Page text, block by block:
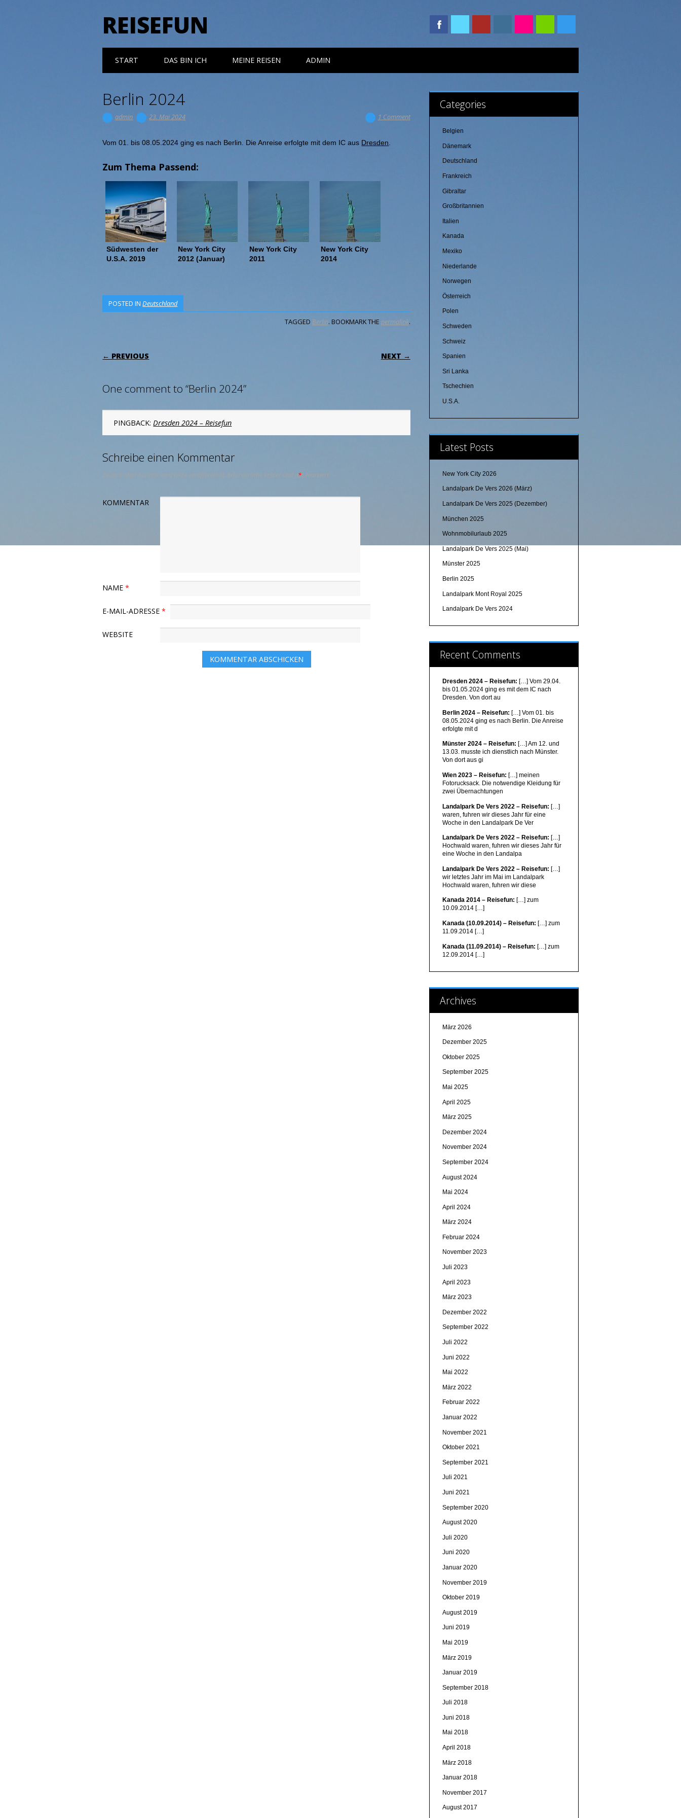
REISEFUN
Main menu
START DAS BIN ICH MEINE REISEN ADMIN
Berlin 2024
admin 23. Mai 2024 1 Comment
Vom 01. bis 08.05.2024 ging es nach Berlin. Die Anreise erfolgte mit dem IC aus Dresden
Zum Thema Passend:
Südwesten der
U.S.A. 2019
New York City
2012 (Januar)
New York City
2011
New York City
2014
POSTED INDeutschland
TAGGED Berlin. BOOKMARK THE permalink.
POST NAVIGATION
← PREVIOUS NEXT →
One comment to “Berlin 2024”
PINGBACK:Dresden 2024 – Reisefun
Schreibe einen Kommentar
Deine E-Mail-Adresse wird nicht veröffentlicht. Erforderliche Felder sind mit
* markiert
KOMMENTAR
NAME*
E-MAIL-ADRESSE*
WEBSITE
Categories
Belgien
Dänemark
Deutschland
Frankreich
Gibraltar
Großbritannien
Italien
Kanada
Mexiko
Niederlande
Norwegen
Österreich
Polen
Schweden
Schweiz
Spanien
Sri Lanka
Tschechien
U.S.A.
Latest Posts
New York City 2026
Landalpark De Vers 2026 (März)
Landalpark De Vers 2025 (Dezember)
München 2025
Wohnmobilurlaub 2025
Landalpark De Vers 2025 (Mai)
Münster 2025
Berlin 2025
Landalpark Mont Royal 2025
Landalpark De Vers 2024
Recent Comments
Dresden 2024 – Reisefun: […] Vom 29.04.
bis 01.05.2024 ging es mit dem IC nach
Dresden. Von dort au
Berlin 2024 – Reisefun: […] Vom 01. bis
08.05.2024 ging es nach Berlin. Die Anreise
erfolgte mit d
Münster 2024 – Reisefun: […] Am 12. und
13.03. musste ich dienstlich nach Münster.
Von dort aus gi
Wien 2023 – Reisefun: […] meinen
Fotorucksack. Die notwendige Kleidung für
zwei Übernachtungen
Landalpark De Vers 2022 – Reisefun: […]
waren, fuhren wir dieses Jahr für eine
Woche in den Landalpark De Ver
Landalpark De Vers 2022 – Reisefun: […]
Hochwald waren, fuhren wir dieses Jahr für
eine Woche in den Landalpa
Landalpark De Vers 2022 – Reisefun: […]
wir letztes Jahr im Mai im Landalpark
Hochwald waren, fuhren wir diese
Kanada 2014 – Reisefun: […] zum
10.09.2014 […]
Kanada (10.09.2014) – Reisefun: […] zum
11.09.2014 […]
Kanada (11.09.2014) – Reisefun: […] zum
12.09.2014 […]
Archives
März 2026
Dezember 2025
Oktober 2025
September 2025
Mai 2025
April 2025
März 2025
Dezember 2024
November 2024
September 2024
August 2024
Mai 2024
April 2024
März 2024
Februar 2024
November 2023
Juli 2023
April 2023
März 2023
Dezember 2022
September 2022
Juli 2022
Juni 2022
Mai 2022
März 2022
Februar 2022
Januar 2022
November 2021
Oktober 2021
September 2021
Juli 2021
Juni 2021
September 2020
August 2020
Juli 2020
Juni 2020
Januar 2020
November 2019
Oktober 2019
August 2019
Juni 2019
Mai 2019
März 2019
Januar 2019
September 2018
Juli 2018
Juni 2018
Mai 2018
April 2018
März 2018
Januar 2018
November 2017
August 2017